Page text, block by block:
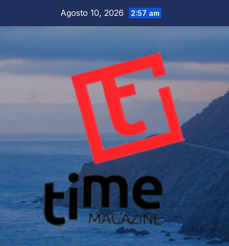
Agosto 10, 2026 2:57 am